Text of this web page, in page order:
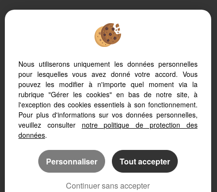
Logiciel transaction
Site internet immobilier
Référencement immobilier
Sete (34200)
Frontignan (34110)
Bouzigues (34140)
Villeveyrac (34560)
Meze (34140)
Nous utiliserons uniquement les données personnelles
pour lesquelles vous avez donné votre accord. Vous
pouvez les modifier à n'importe quel moment via la
rubrique "Gérer les cookies" en bas de notre site, à
l'exception des cookies essentiels à son fonctionnement.
Pour plus d'informations sur vos données personnelles,
veuillez consulter notre politique de protection des
données.
Personnaliser Tout accepter
Continuer sans accepter